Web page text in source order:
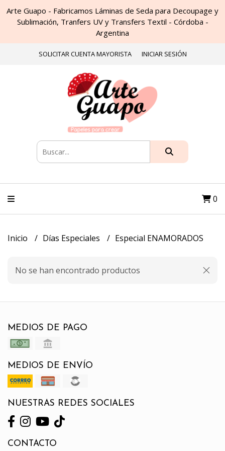
Arte Guapo - Fabricamos Láminas de Seda para Decoupage y
Sublimación, Tranfers UV y Transfers Textil - Córdoba -
Argentina
SOLICITAR CUENTA MAYORISTA INICIAR SESIÓN
0
Inicio Días Especiales Especial ENAMORADOS
No se han encontrado productos
MEDIOS DE PAGO
MEDIOS DE ENVÍO
NUESTRAS REDES SOCIALES
CONTACTO